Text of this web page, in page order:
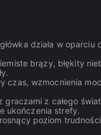
działa w
brązy, błękity
czas, wzmocnienia
graczami z całego
ukończenia strefy.
poziom